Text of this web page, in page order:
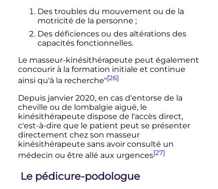
Des troubles du mouvement ou de la
motricité de la personne ;
Des déficiences ou des altérations des
capacités fonctionnelles.
Le masseur-kinésithérapeute peut également
concourir à la formation initiale et continue
ainsi qu'à la recherche"[26]
Depuis janvier 2020, en cas d'entorse de la
cheville ou de lombalgie aiguë, le
kinésithérapeute dispose de l'accès direct,
c'est-à-dire que le patient peut se présenter
directement chez son masseur
kinésithérapeute sans avoir consulté un
médecin ou être allé aux urgences[27]
Le pédicure-podologue